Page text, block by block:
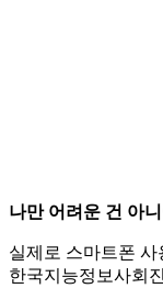
나만 어려운 건 아
실제로 스마트폰
한국지능정보사회